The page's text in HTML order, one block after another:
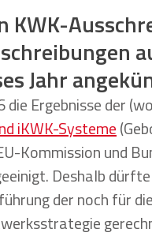
Entsorgung/Abfall
Wirtschafts-
Verwaltungsrecht
KWK-
Jahr
Ergebnisse der
iKWK-Systeme
Kommission und
Deshalb dürfte
der noch für